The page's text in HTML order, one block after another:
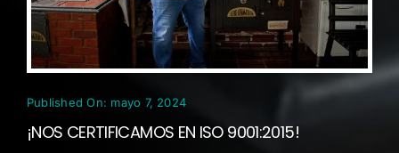
Published On: mayo 7, 2024
¡NOS CERTIFICAMOS EN ISO 9001:2015!